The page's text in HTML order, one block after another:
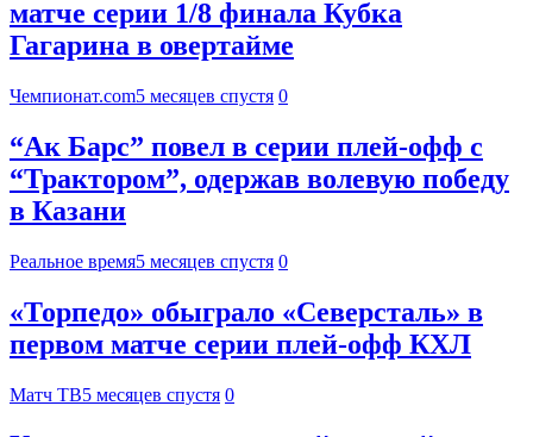
матче серии 1/8 финала Кубка
Гагарина в овертайме
Чемпионат.com5 месяцев спустя 0
“Ак Барс” повел в серии плей-офф с
“Трактором”, одержав волевую победу
в Казани
Реальное время5 месяцев спустя 0
«Торпедо» обыграло «Северсталь» в
первом матче серии плей‑офф КХЛ
Матч ТВ5 месяцев спустя 0